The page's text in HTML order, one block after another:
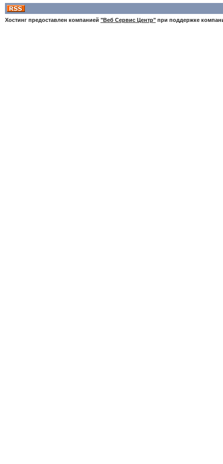
Хостинг предоставлен компанией "Веб Сервис Центр"при поддержке